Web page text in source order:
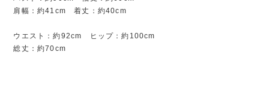
肩幅：約41cm 着丈：約40cm
ウエスト：約92cm ヒップ：約100cm
総丈：約70cm